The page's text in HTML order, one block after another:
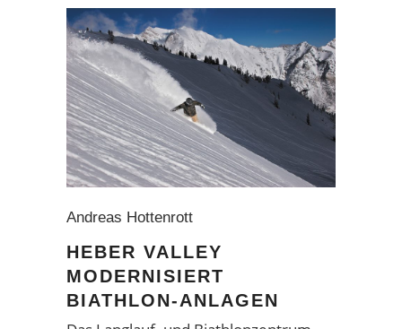
Andreas Hottenrott
HEBER VALLEY
MODERNISIERT
BIATHLON-ANLAGEN